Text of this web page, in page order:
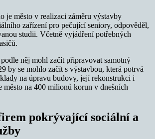
je město v realizaci záměru výstavby
zařízení pro pečující seniory, odpověděl,
studii. Včetně vyjádření potřebných
něj mohl začít připravovat samotný
by se mohlo začít s výstavbou, která potrvá
na úpravu budovy, její rekonstrukci i
na 400 milionů korun v dnešních
pokrývající sociální a